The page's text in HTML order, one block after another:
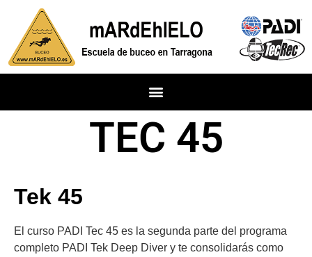
TEC 45
Tek 45
El curso PADI Tec 45 es la segunda parte del programa
completo PADI Tek Deep Diver y te consolidarás como